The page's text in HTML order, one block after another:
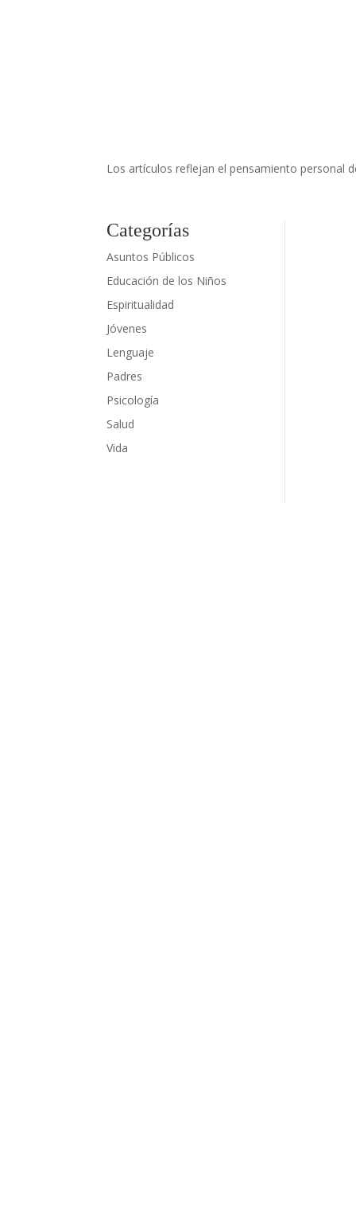
Los artículos reflejan el pensamiento personal
Categorías
Asuntos Públicos
Educación de los Niños
Espiritualidad
Jóvenes
Lenguaje
Padres
Psicología
Salud
Vida